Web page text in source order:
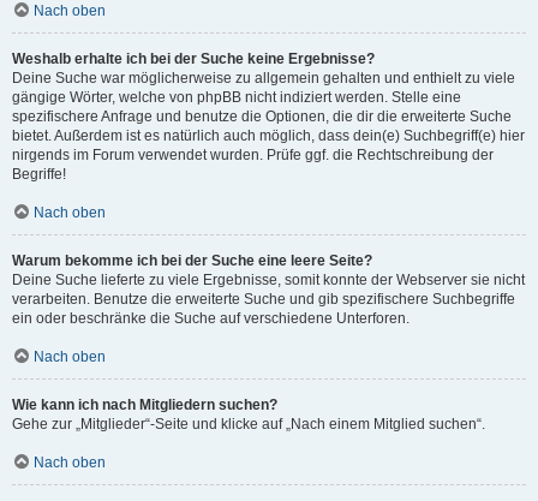
Nach oben
Weshalb erhalte ich bei der Suche keine Ergebnisse?
Deine Suche war möglicherweise zu allgemein gehalten und enthielt zu viele
gängige Wörter, welche von phpBB nicht indiziert werden. Stelle eine
spezifischere Anfrage und benutze die Optionen, die dir die erweiterte Suche
bietet. Außerdem ist es natürlich auch möglich, dass dein(e) Suchbegriff(e) hier
nirgends im Forum verwendet wurden. Prüfe ggf. die Rechtschreibung der
Begriffe!
Nach oben
Warum bekomme ich bei der Suche eine leere Seite?
Deine Suche lieferte zu viele Ergebnisse, somit konnte der Webserver sie nicht
verarbeiten. Benutze die erweiterte Suche und gib spezifischere Suchbegriffe
ein oder beschränke die Suche auf verschiedene Unterforen.
Nach oben
Wie kann ich nach Mitgliedern suchen?
Gehe zur „Mitglieder“-Seite und klicke auf „Nach einem Mitglied suchen“.
Nach oben